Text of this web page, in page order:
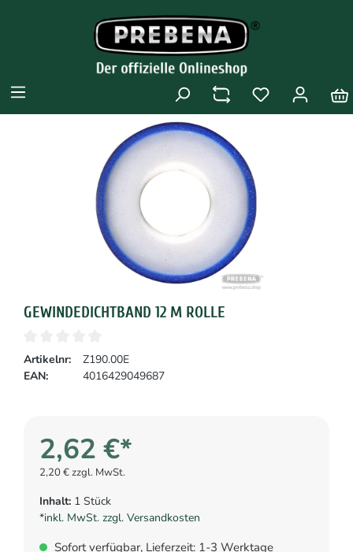
GEWINDEDICHTBAND 12 M ROLLE
Artikelnr:
Z190.00E
EAN:
4016429049687
2,62 €*
2,20 € zzgl. MwSt.
Inhalt: 1 Stück
*inkl. MwSt. zzgl. Versandkosten
Sofort verfügbar, Lieferzeit: 1-3 Werktage